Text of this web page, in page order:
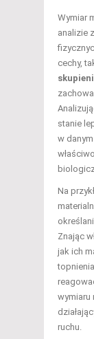
Wymiar
analizie
cechy,
stanie
w
Na
Znając
jak ich
wymiaru
ruchu.